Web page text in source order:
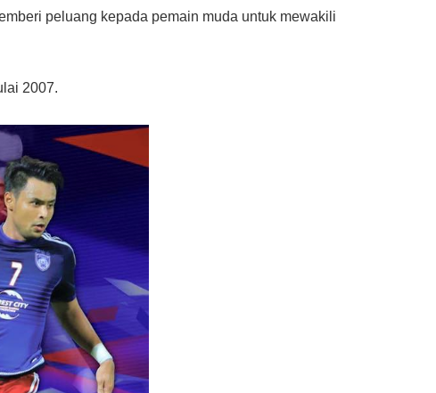
peluang kepada pemain muda untuk mewakili
2007.